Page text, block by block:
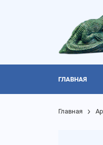
ГЛАВНАЯ
Главная